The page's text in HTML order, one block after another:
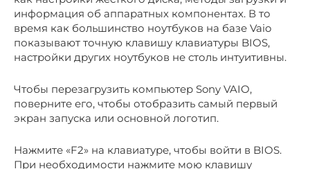
информация об аппаратных компонентах. В то
время как большинство ноутбуков на базе Vaio
показывают точную клавишу клавиатуры BIOS,
настройки других ноутбуков не столь интуитивны.
Чтобы перезагрузить компьютер Sony VAIO,
поверните его, чтобы отобразить самый первый
экран запуска или основной логотип.
Нажмите «F2» на клавиатуре, чтобы войти в BIOS.
При необходимости нажмите мою клавишу